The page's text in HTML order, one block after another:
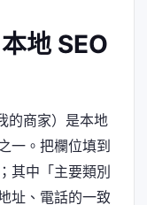
地 SEO
的商家）是本地
一。把欄位填到
其中「主要類別
址、電話的一致